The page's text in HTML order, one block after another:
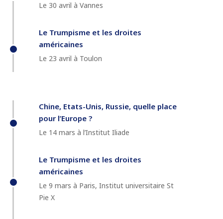
Le 30 avril à Vannes
Le Trumpisme et les droites
américaines
Le 23 avril à Toulon
Chine, Etats-Unis, Russie, quelle place
pour l’Europe ?
Le 14 mars à l’Institut Iliade
Le Trumpisme et les droites
américaines
Le 9 mars à Paris, Institut universitaire St
Pie X